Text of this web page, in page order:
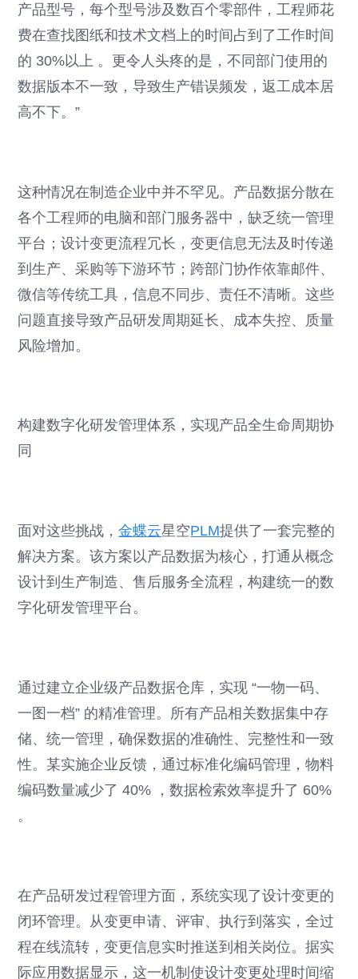
产品型号，每个型号涉及数百个零部件，工程师花
费在查找图纸和技术文档上的时间占到了工作时间
的 30%以上 。更令人头疼的是，不同部门使用的
数据版本不一致，导致生产错误频发，返工成本居
高不下。”
这种情况在制造企业中并不罕见。产品数据分散在
各个工程师的电脑和部门服务器中，缺乏统一管理
平台；设计变更流程冗长，变更信息无法及时传递
到生产、采购等下游环节；跨部门协作依靠邮件、
微信等传统工具，信息不同步、责任不清晰。这些
问题直接导致产品研发周期延长、成本失控、质量
风险增加。
构建数字化研发管理体系，实现产品全生命周期协
同
面对这些挑战，金蝶云星空PLM提供了一套完整的
解决方案。该方案以产品数据为核心，打通从概念
设计到生产制造、售后服务全流程，构建统一的数
字化研发管理平台。
通过建立企业级产品数据仓库，实现 “一物一码、
一图一档” 的精准管理。所有产品相关数据集中存
储、统一管理，确保数据的准确性、完整性和一致
性。某实施企业反馈，通过标准化编码管理，物料
编码数量减少了 40% ，数据检索效率提升了 60%
。
在产品研发过程管理方面，系统实现了设计变更的
闭环管理。从变更申请、评审、执行到落实，全过
程在线流转，变更信息实时推送到相关岗位。据实
际应用数据显示，这一机制使设计变更处理时间缩